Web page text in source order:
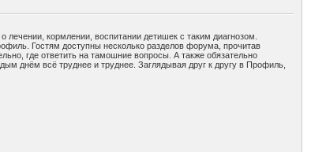
кормлении, воспитании детишек с таким диагнозом.
Гостям доступны несколько разделов форума, прочитав
где ответить на тамошние вопросы. А также обязательно
днём всё труднее и труднее. Заглядывая друг к другу в Профиль,